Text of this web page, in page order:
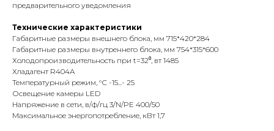
предварительного уведомления
Технические характеристики
Габаритные размеры внешнего блока, мм 715*420*284
Габаритные размеры внутреннего блока, мм 754*315*600
Холодопроизводительность при t=32⁰, вт 1485
Хладагент R404A
Температурный режим, °С -15...- 25
Освещение камеры LED
Напряжение в сети, в/ф/гц 3/N/PE 400/50
Maксимальное энергопотребление, кВт 1,7